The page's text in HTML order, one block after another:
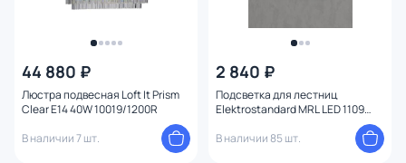
44 880 ₽
Люстра подвесная Loft It Prism
Clear E14 40W 10019/1200R
В наличии 7 шт.
2 840 ₽
Подсветка для лестниц
Elektrostandard MRL LED 1109
В наличии 85 шт.